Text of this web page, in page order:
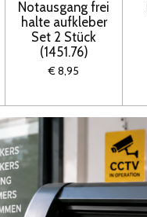
Notausgang frei
halte aufkleber
Set 2 Stück
(1451.76)
€ 8,95